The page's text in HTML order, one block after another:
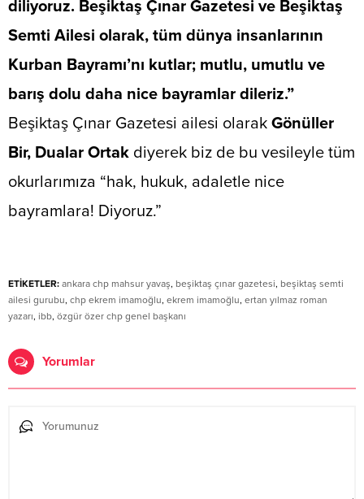
diliyoruz. Beşiktaş Çınar Gazetesi ve Beşiktaş
Semti Ailesi olarak, tüm dünya insanlarının
Kurban Bayramı’nı kutlar; mutlu, umutlu ve
barış dolu daha nice bayramlar dileriz.”
​Beşiktaş Çınar Gazetesi ailesi olarak ​ Gönüller
Bir, Dualar Ortak diyerek biz de bu vesileyle tüm
okurlarımıza “hak, hukuk, adaletle nice
bayramlara! Diyoruz.”
ETİKETLER: ankara chp mahsur yavaş, beşiktaş çınar gazetesi, beşiktaş semti
ailesi gurubu, chp ekrem imamoğlu, ekrem imamoğlu, ertan yılmaz roman
yazarı, ibb, özgür özer chp genel başkanı
Yorumlar